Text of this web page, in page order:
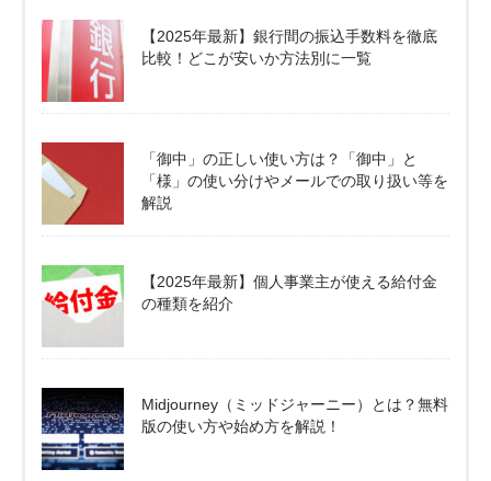
【2025年最新】銀行間の振込手数料を徹底
比較！どこが安いか方法別に一覧
「御中」の正しい使い方は？「御中」と
「様」の使い分けやメールでの取り扱い等を
解説
【2025年最新】個人事業主が使える給付金
の種類を紹介
Midjourney（ミッドジャーニー）とは？無料
版の使い方や始め方を解説！